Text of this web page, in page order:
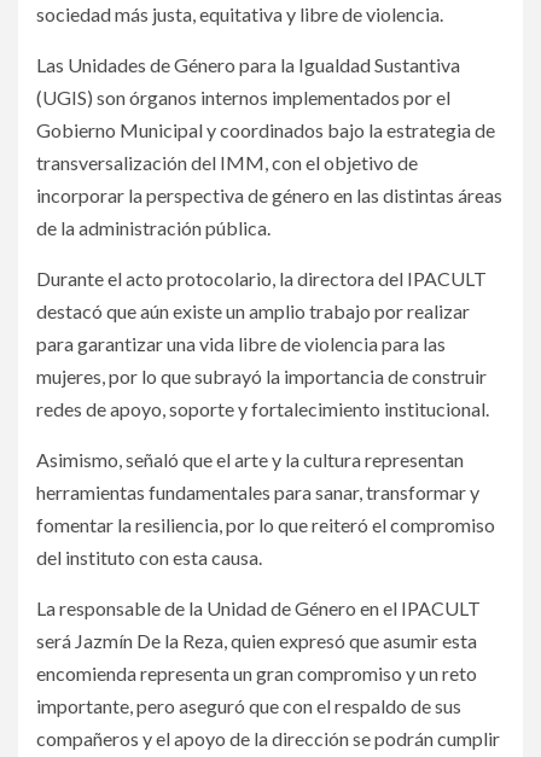
sociedad más justa, equitativa y libre de violencia.
Las Unidades de Género para la Igualdad Sustantiva
(UGIS) son órganos internos implementados por el
Gobierno Municipal y coordinados bajo la estrategia de
transversalización del IMM, con el objetivo de
incorporar la perspectiva de género en las distintas áreas
de la administración pública.
Durante el acto protocolario, la directora del IPACULT
destacó que aún existe un amplio trabajo por realizar
para garantizar una vida libre de violencia para las
mujeres, por lo que subrayó la importancia de construir
redes de apoyo, soporte y fortalecimiento institucional.
Asimismo, señaló que el arte y la cultura representan
herramientas fundamentales para sanar, transformar y
fomentar la resiliencia, por lo que reiteró el compromiso
del instituto con esta causa.
La responsable de la Unidad de Género en el IPACULT
será Jazmín De la Reza, quien expresó que asumir esta
encomienda representa un gran compromiso y un reto
importante, pero aseguró que con el respaldo de sus
compañeros y el apoyo de la dirección se podrán cumplir